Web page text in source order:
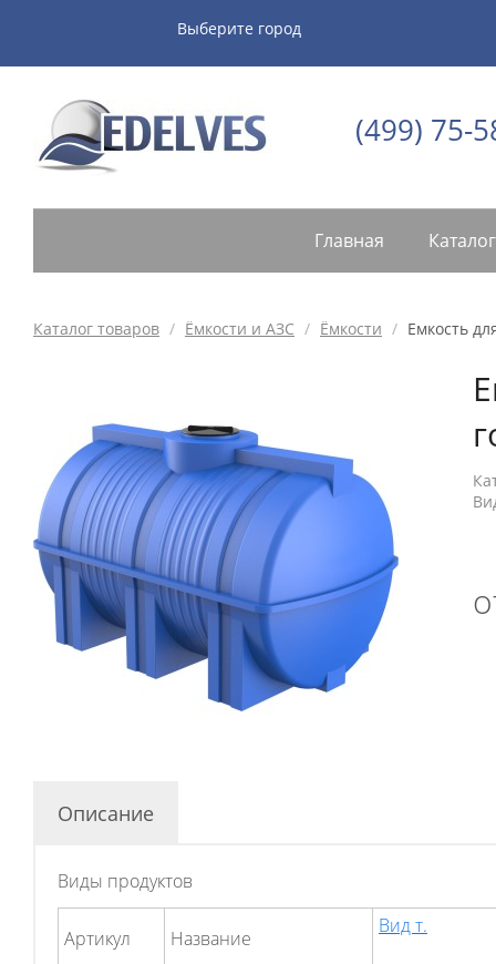
Выберите город
(499) 75-
Главная
Каталог товаров / Ёмкости и АЗС / Ёмкости / Емкость
Описание
Виды продуктов
Артикул Hазвание
Вид т.